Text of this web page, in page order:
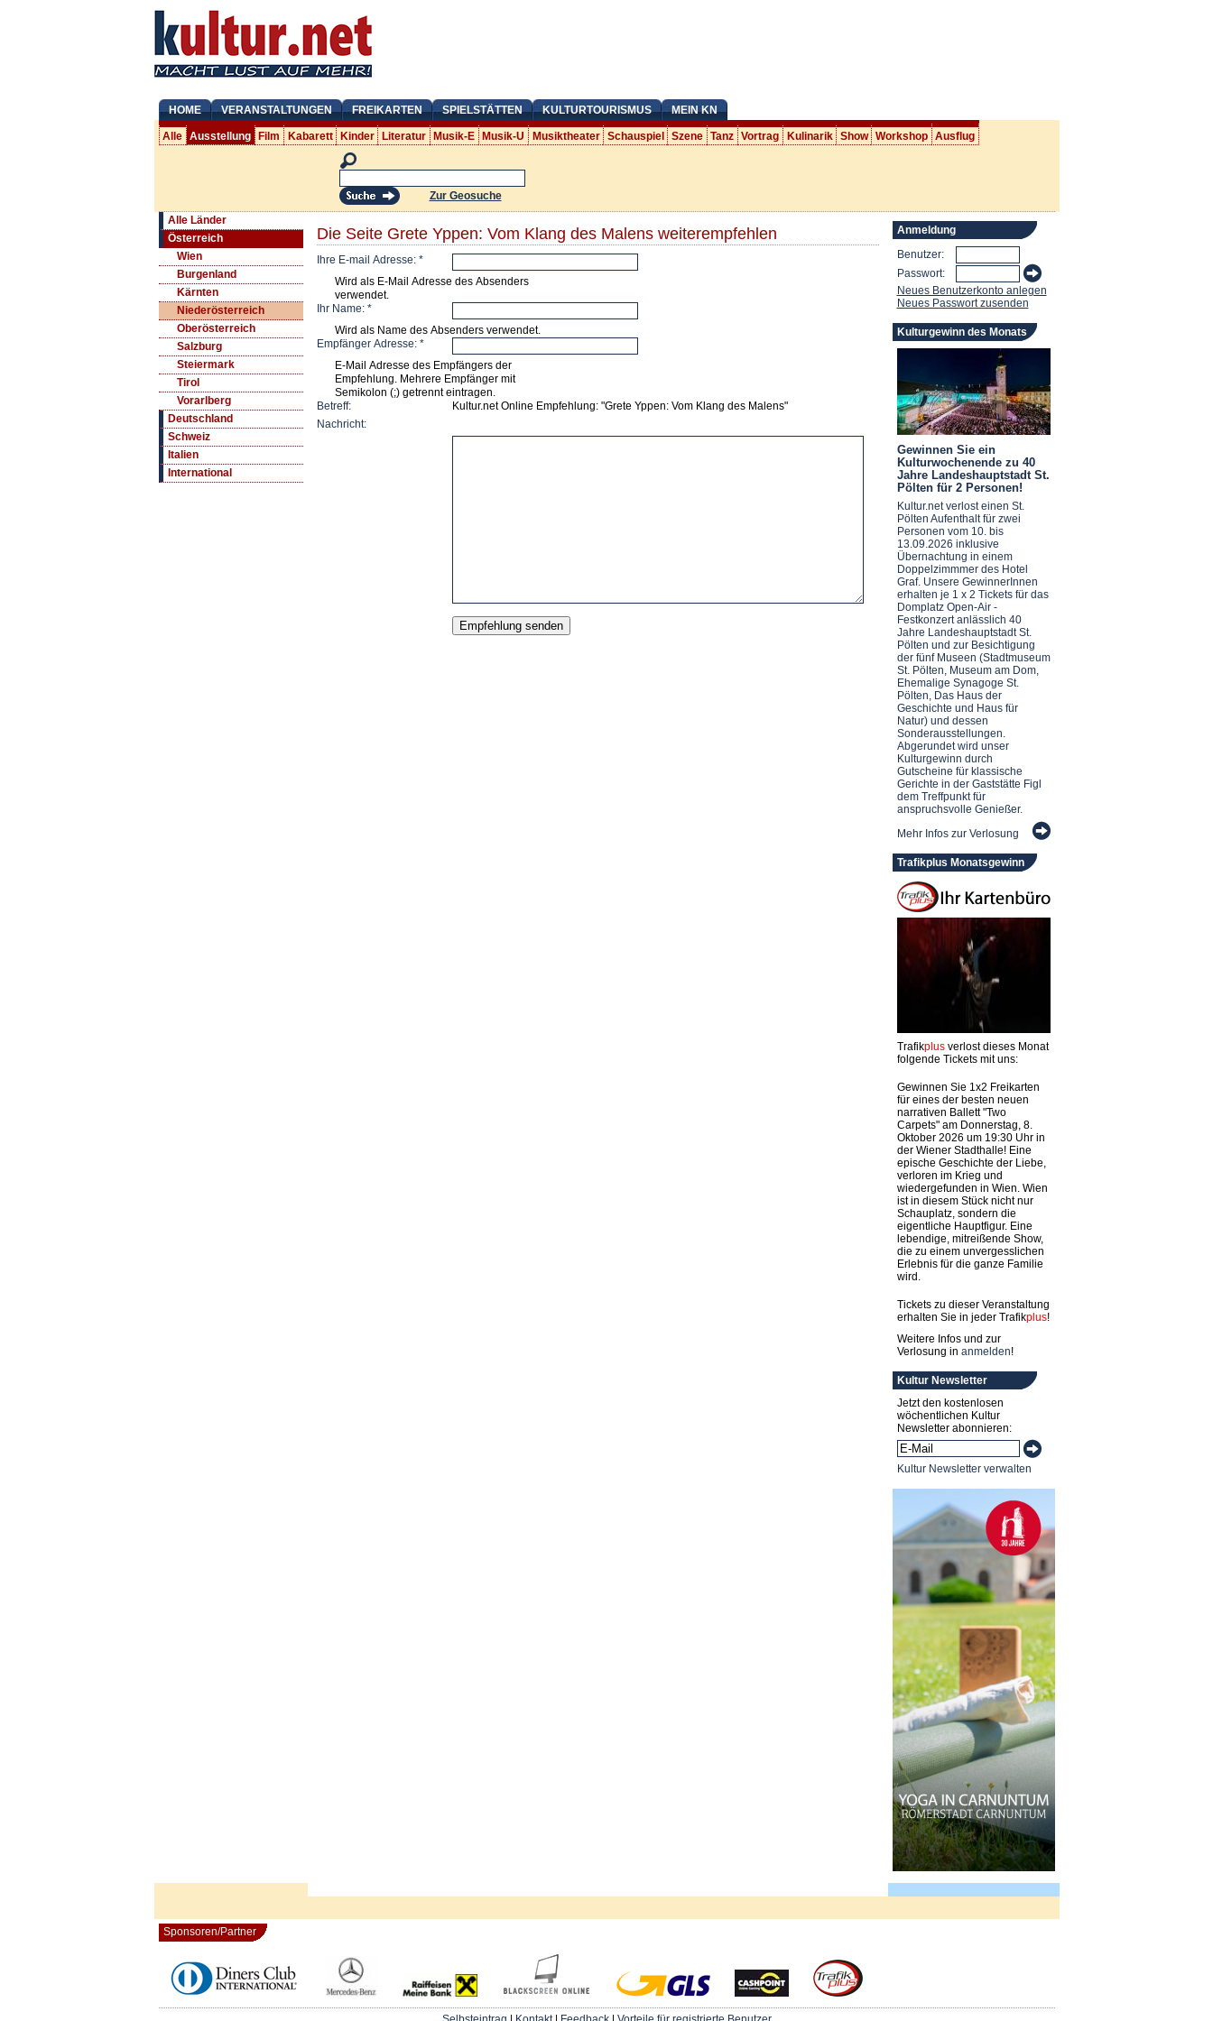
HOME VERANSTALTUNGEN FREIKARTEN SPIELSTÄTTEN KULTURTOURISMUS MEIN KN
Alle Ausstellung Film Kabarett Kinder Literatur Musik-E Musik-U Musiktheater Schauspiel Szene Tanz Vortrag Kulinarik Show Workshop Ausflug
Zur Geosuche
Alle Länder
Österreich
Wien
Burgenland
Kärnten
Niederösterreich
Oberösterreich
Salzburg
Steiermark
Tirol
Vorarlberg
Deutschland
Schweiz
Italien
International
Die Seite Grete Yppen: Vom Klang des Malens weiterempfehlen
Ihre E-mail Adresse: *
Wird als E-Mail Adresse des Absenders
verwendet.
Ihr Name: *
Wird als Name des Absenders verwendet.
Empfänger Adresse: *
E-Mail Adresse des Empfängers der
Empfehlung. Mehrere Empfänger mit
Semikolon (;) getrennt eintragen.
Betreff:
Kultur.net Online Empfehlung: "Grete Yppen: Vom Klang des Malens"
Nachricht:
Anmeldung
Benutzer:
Passwort:
Neues Benutzerkonto anlegen
Neues Passwort zusenden
Kulturgewinn des Monats
Gewinnen Sie ein
Kulturwochenende zu 40
Jahre Landeshauptstadt St.
Pölten für 2 Personen!
Kultur.net verlost einen St.
Pölten Aufenthalt für zwei
Personen vom 10. bis
13.09.2026 inklusive
Übernachtung in einem
Doppelzimmmer des Hotel
Graf. Unsere GewinnerInnen
erhalten je 1 x 2 Tickets für das
Domplatz Open-Air -
Festkonzert anlässlich 40
Jahre Landeshauptstadt St.
Pölten und zur Besichtigung
der fünf Museen (Stadtmuseum
St. Pölten, Museum am Dom,
Ehemalige Synagoge St.
Pölten, Das Haus der
Geschichte und Haus für
Natur) und dessen
Sonderausstellungen.
Abgerundet wird unser
Kulturgewinn durch
Gutscheine für klassische
Gerichte in der Gaststätte Figl
dem Treffpunkt für
anspruchsvolle Genießer.
Mehr Infos zur Verlosung
Trafikplus Monatsgewinn
Trafikplusverlost dieses Monat
folgende Tickets mit uns:
Gewinnen Sie 1x2 Freikarten
für eines der besten neuen
narrativen Ballett "Two
Carpets" am Donnerstag, 8.
Oktober 2026 um 19:30 Uhr in
der Wiener Stadthalle! Eine
epische Geschichte der Liebe,
verloren im Krieg und
wiedergefunden in Wien. Wien
ist in diesem Stück nicht nur
Schauplatz, sondern die
eigentliche Hauptfigur. Eine
lebendige, mitreißende Show,
die zu einem unvergesslichen
Erlebnis für die ganze Familie
wird.
Tickets zu dieser Veranstaltung
erhalten Sie in jeder Trafikplus!
Weitere Infos und zur
Verlosung in anmelden!
Kultur Newsletter
Jetzt den kostenlosen
wöchentlichen Kultur
Newsletter abonnieren:
Kultur Newsletter verwalten
Sponsoren/Partner